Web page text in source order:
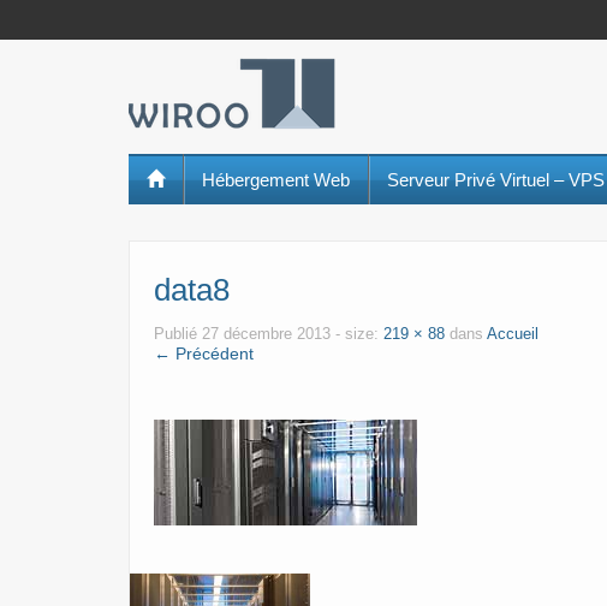
Hébergement Web Serveur Privé Virtuel – VPS
data8
Publié 27 décembre 2013 - size: 219 × 88 dans Accueil
← Précédent